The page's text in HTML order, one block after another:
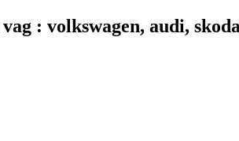
: volkswagen, audi,